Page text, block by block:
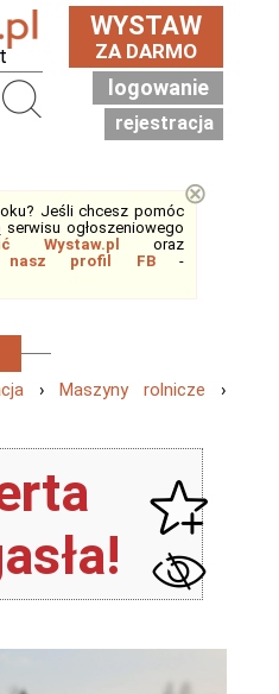
WYSTAW
ZA DARMO
logowanie
rejestracja
Jeśli chcesz pomóc
serwisu ogłoszeniowego
Wystaw.pl
oraz
nasz profil FB-
⊗
›Maszyny rolnicze ›